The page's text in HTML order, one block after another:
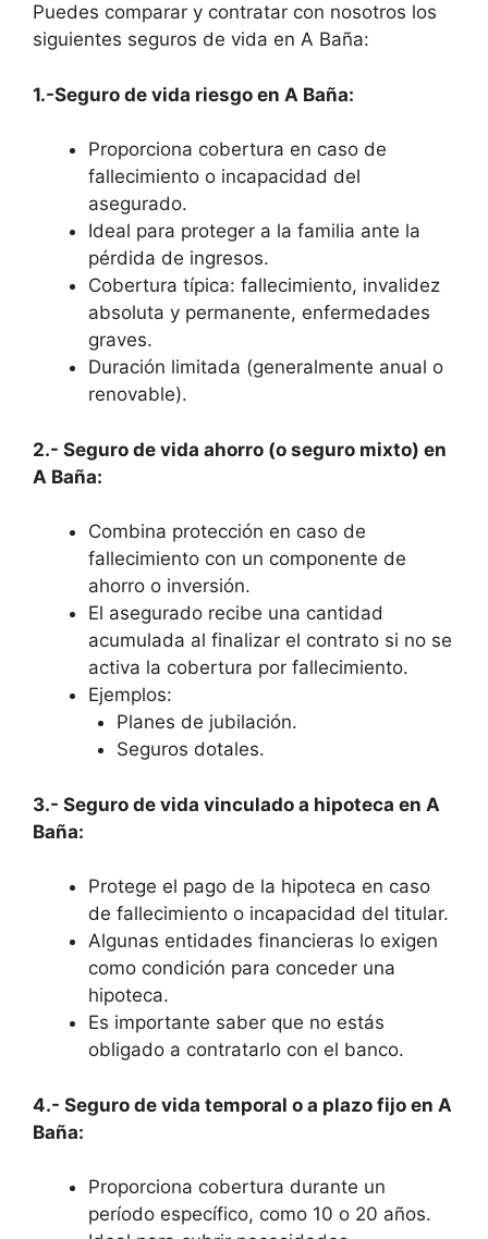
Puedes comparar y contratar con nosotros los
siguientes seguros de vida en A Baña:
1.-Seguro de vida riesgo en A Baña:
Proporciona cobertura en caso de
fallecimiento o incapacidad del
asegurado.
Ideal para proteger a la familia ante la
pérdida de ingresos.
Cobertura típica: fallecimiento, invalidez
absoluta y permanente, enfermedades
graves.
Duración limitada (generalmente anual o
renovable).
2.- Seguro de vida ahorro (o seguro mixto) en
A Baña:
Combina protección en caso de
fallecimiento con un componente de
ahorro o inversión.
El asegurado recibe una cantidad
acumulada al finalizar el contrato si no se
activa la cobertura por fallecimiento.
Ejemplos:
Planes de jubilación.
Seguros dotales.
3.- Seguro de vida vinculado a hipoteca en A
Baña:
Protege el pago de la hipoteca en caso
de fallecimiento o incapacidad del titular.
Algunas entidades financieras lo exigen
como condición para conceder una
hipoteca.
Es importante saber que no estás
obligado a contratarlo con el banco.
4.- Seguro de vida temporal o a plazo fijo en A
Baña:
Proporciona cobertura durante un
período específico, como 10 o 20 años.